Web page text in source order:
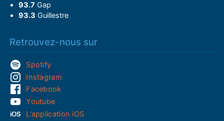
93.7 Gap
93.3 Guillestre
Retrouvez-nous sur
Spotify
Instagram
Facebook
Youtube
L'application iOS